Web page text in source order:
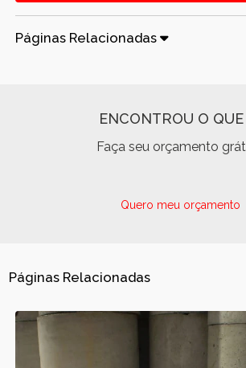
Páginas Relacionadas
ENCONTROU O
Faça seu orçamento
Quero meu orçamento
Páginas Relacionadas